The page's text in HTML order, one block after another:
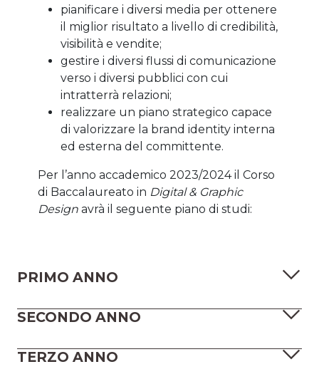
pianificare i diversi media per ottenere
il miglior risultato a livello di credibilità,
visibilità e vendite;
gestire i diversi flussi di comunicazione
verso i diversi pubblici con cui
intratterrà relazioni;
realizzare un piano strategico capace
di valorizzare la brand identity interna
ed esterna del committente.
Per l’anno accademico 2023/2024 il Corso
di Baccalaureato in Digital & Graphic
Designavrà il seguente piano di studi:
PRIMO ANNO
SECONDO ANNO
TERZO ANNO